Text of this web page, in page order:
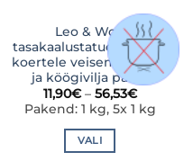
Leo & Wolf
tasakaalustatud toortoit
koertele veisemao, lõhe
ja köögivilja pallid
11,90€ – 56,53€
11,90€
kuni
Pakend: 1 kg, 5x 1 kg
VALI